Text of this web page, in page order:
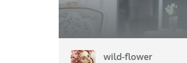
wild-flower